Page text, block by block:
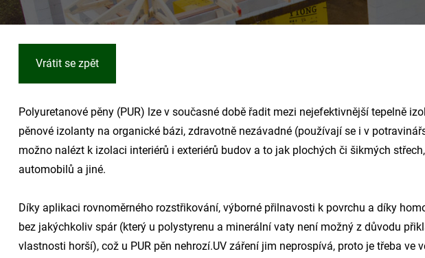
Vrátit se zpět
Polyuretanové pěny (PUR) lze v současné době řadit mezi nejefektivnější tepelně
pěnové izolanty na organické bázi, zdravotně nezávadné (používají se i v
možno nalézt k izolaci interiérů i exteriérů budov a to jak plochých či šikmých
automobilů a jiné.
Díky aplikaci rovnoměrného rozstřikování, výborné přilnavosti k povrchu a díky
bez jakýchkoliv spár (který u polystyrenu a minerální vaty není možný z důvodu
vlastnosti horší), což u PUR pěn nehrozí.UV záření jim neprospívá, proto je třeba